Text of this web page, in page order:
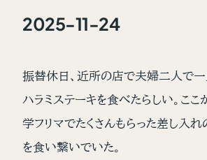
2025-11-24
振替休日、近所の店で夫婦二人で
ハラミステーキを食べたらしい。ここ
学フリマでたくさんもらった差し入
を食い繋いでいた。